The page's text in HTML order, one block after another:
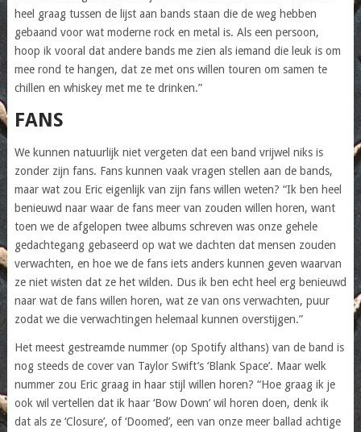
heel graag tussen de lijst aan bands staan die de weg hebben
gebaand voor wat moderne rock en metal is. Als een persoon,
hoop ik vooral dat andere bands me zien als iemand die leuk is om
mee rond te hangen, dat ze met ons willen touren om samen te
chillen en whiskey met me te drinken.”
FANS
We kunnen natuurlijk niet vergeten dat een band vrijwel niks is
zonder zijn fans. Fans kunnen vaak vragen stellen aan de bands,
maar wat zou Eric eigenlijk van zijn fans willen weten? “Ik ben heel
benieuwd naar waar de fans meer van zouden willen horen, want
toen we de afgelopen twee albums schreven was onze gehele
gedachtegang gebaseerd op wat we dachten dat mensen zouden
verwachten, en hoe we de fans iets anders kunnen geven waarvan
ze niet wisten dat ze het wilden. Dus ik ben echt heel erg benieuwd
naar wat de fans willen horen, wat ze van ons verwachten, puur
zodat we die verwachtingen helemaal kunnen overstijgen.”
Het meest gestreamde nummer (op Spotify althans) van de band is
nog steeds de cover van Taylor Swift’s ‘Blank Space’. Maar welk
nummer zou Eric graag in haar stijl willen horen? “Hoe graag ik je
ook wil vertellen dat ik haar ‘Bow Down’ wil horen doen, denk ik
dat als ze ‘Closure’, of ‘Doomed’, een van onze meer ballad achtige